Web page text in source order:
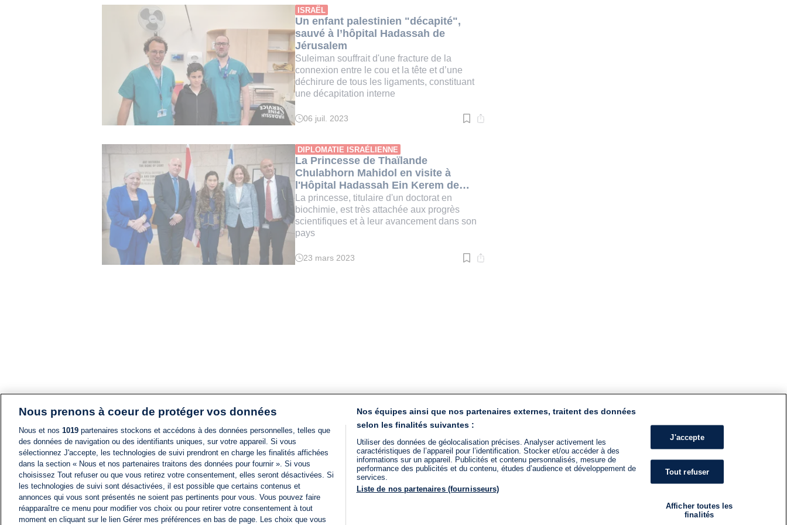
:
3
min.
ISRAËL
Un enfant palestinien "décapité",
sauvé à l’hôpital Hadassah de
Jérusalem
Suleiman souffrait d'une fracture de la
connexion entre le cou et la tête et d’une
déchirure de tous les ligaments, constituant
une décapitation interne
Temps
:
3
min.
06 juil. 2023
DIPLOMATIE ISRAÉLIENNE
La Princesse de Thaïlande
Chulabhorn Mahidol en visite à
l'Hôpital Hadassah Ein Kerem de
Jérusalem
La princesse, titulaire d'un doctorat en
biochimie, est très attachée aux progrès
scientifiques et à leur avancement dans son
pays
Temps
23 mars 2023
Nous prenons à coeur de protéger vos données
Nous et nos 1019 partenaires stockons et accédons à des données personnelles, telles que
des données de navigation ou des identifiants uniques, sur votre appareil. Si vous
sélectionnez J'accepte, les technologies de suivi prendront en charge les finalités affichées
dans la section « Nous et nos partenaires traitons des données pour fournir ». Si vous
choisissez Tout refuser ou que vous retirez votre consentement, elles seront désactivées. Si
les technologies de suivi sont désactivées, il est possible que certains contenus et
annonces qui vous sont présentés ne soient pas pertinents pour vous. Vous pouvez faire
réapparaître ce menu pour modifier vos choix ou pour retirer votre consentement à tout
moment en cliquant sur le lien Gérer mes préférences en bas de page. Les choix que vous
Nos équipes ainsi que nos partenaires externes, traitent des données
selon les finalités suivantes :
Utiliser des données de géolocalisation précises. Analyser activement les
caractéristiques de l’appareil pour l’identification. Stocker et/ou accéder à des
informations sur un appareil. Publicités et contenu personnalisés, mesure de
performance des publicités et du contenu, études d’audience et développement de
services.
Liste de nos partenaires (fournisseurs)
J'accepte
Tout refuser
Afficher toutes les
finalités